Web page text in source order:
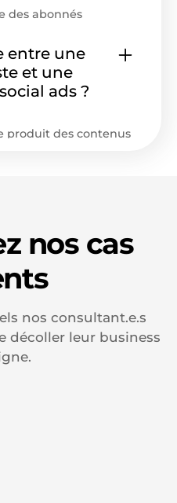
des abonnés
pour une audience
des indicateurs
le budget
pour évaluer la
entre une
et une
ads ?
produit des contenus
nos cas
nos consultant.e.s
décoller leur business